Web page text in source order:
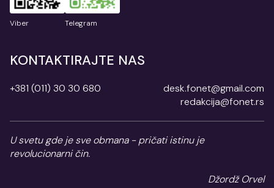
Viber Telegram
KONTAKTIRAJTE NAS
+381 (011) 30 30 680
desk.fonet@gmail.com
redakcija@fonet.rs
U svetu gde je sve obmana - pričati istinu je
revolucionarni čin.
Džordž Orvel